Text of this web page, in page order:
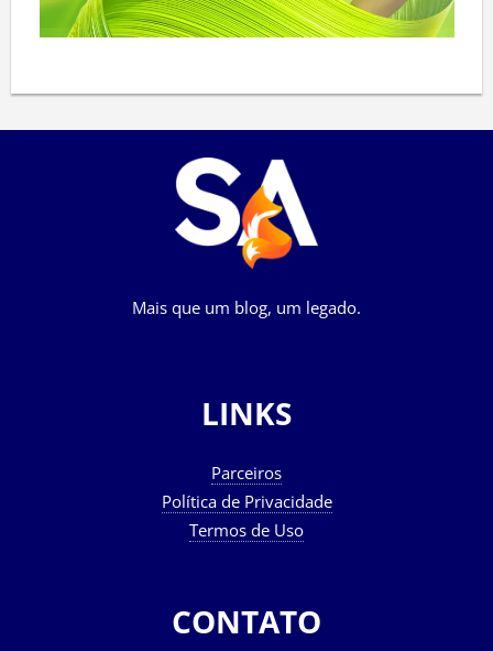
Mais que um blog, um legado.
LINKS
Parceiros
Política de Privacidade
Termos de Uso
CONTATO